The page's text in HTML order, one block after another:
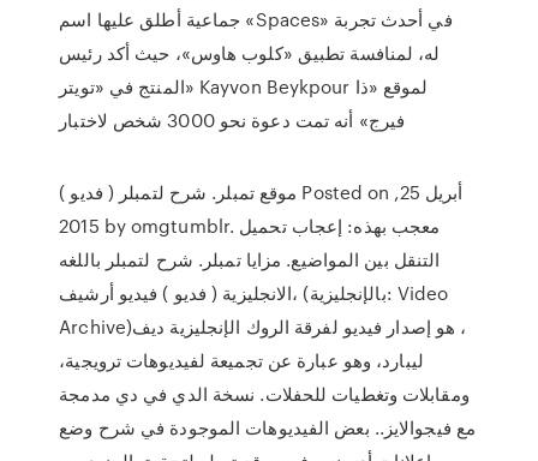
جماعية أطلق عليها اسم «Spaces» في أحدث تجربة
له، لمنافسة تطبيق «كلوب هاوس»، حيث أكد رئيس
المنتج في «تويتر» Kayvon Beykpour لموقع «ذا
فيرج» أنه تمت دعوة نحو 3000 شخص لاختبار
موقع تمبلر. شرح لتمبلر ( فديو ) Posted on أبريل 25,
2015 by omgtumblr. معجب بهذه: إعجاب تحميل
التنقل بين المواضيع. مزايا تمبلر. شرح لتمبلر باللغه
الانجليزية ( فديو ) فيديو أرشيف، (بالإنجليزية: Video
Archive)‏، هو إصدار فيديو لفرقة الروك الإنجليزية ديف
ليبارد، وهو عبارة عن تجميعة لفيديوهات ترويجية،
ومقابلات وتغطيات للحفلات. نسخة الدي في دي مدمجة
مع فيجوالايز.. بعض الفيديوهات الموجودة في شرح وضع